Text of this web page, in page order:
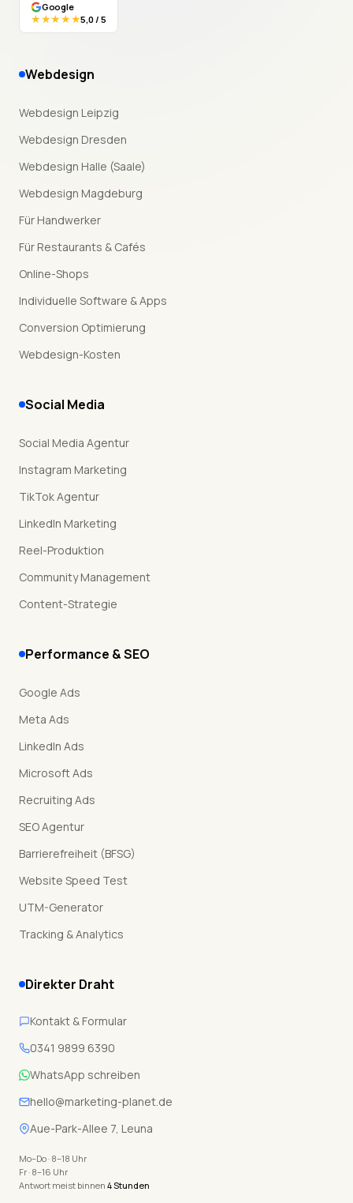
Google
★★★★★5,0 / 5
Webdesign
Webdesign Leipzig
Webdesign Dresden
Webdesign Halle (Saale)
Webdesign Magdeburg
Für Handwerker
Für Restaurants & Cafés
Online-Shops
Individuelle Software & Apps
Conversion Optimierung
Webdesign-Kosten
Social Media
Social Media Agentur
Instagram Marketing
TikTok Agentur
LinkedIn Marketing
Reel-Produktion
Community Management
Content-Strategie
Performance & SEO
Google Ads
Meta Ads
LinkedIn Ads
Microsoft Ads
Recruiting Ads
SEO Agentur
Barrierefreiheit (BFSG)
Website Speed Test
UTM-Generator
Tracking & Analytics
Direkter Draht
Kontakt & Formular
0341 9899 6390
WhatsApp schreiben
hello@marketing-planet.de
Aue-Park-Allee 7, Leuna
Mo–Do · 8–18 Uhr
Fr · 8–16 Uhr
Antwort meist binnen 4 Stunden